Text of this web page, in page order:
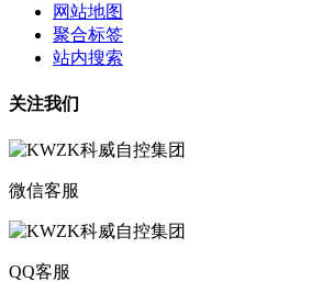
网站地图
聚合标签
站内搜索
关注我们
微信客服
QQ客服